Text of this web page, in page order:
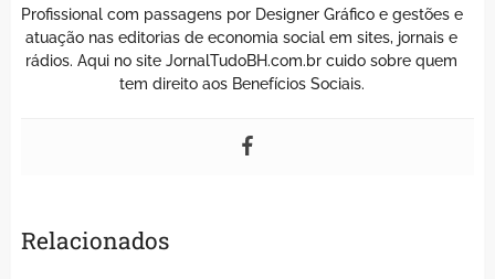
Profissional com passagens por Designer Gráfico e gestões e
atuação nas editorias de economia social em sites, jornais e
rádios. Aqui no site JornalTudoBH.com.br cuido sobre quem
tem direito aos Benefícios Sociais.
Relacionados